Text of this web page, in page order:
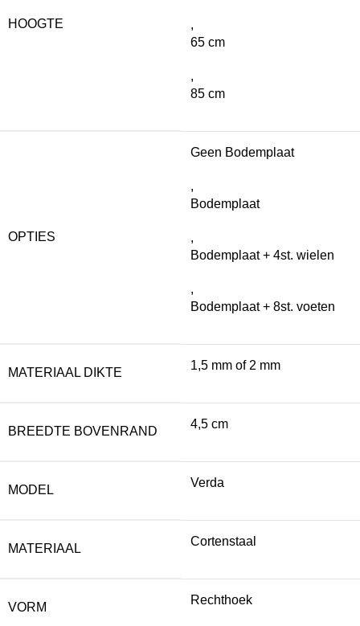
HOOGTE
,
65 cm
,
85 cm
OPTIES
Geen Bodemplaat
,
Bodemplaat
,
Bodemplaat + 4st. wielen
,
Bodemplaat + 8st. voeten
MATERIAAL DIKTE
1,5 mm of 2 mm
BREEDTE BOVENRAND
4,5 cm
MODEL
Verda
MATERIAAL
Cortenstaal
VORM
Rechthoek